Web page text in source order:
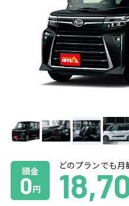
頭金
0円
どのプランでも月